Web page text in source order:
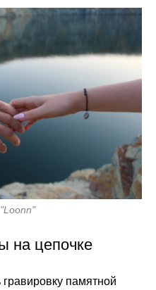
на цепочке
памятной